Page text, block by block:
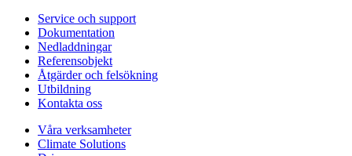
Service och support
Dokumentation
Nedladdningar
Referensobjekt
Åtgärder och felsökning
Utbildning
Kontakta oss
Våra verksamheter
Climate Solutions